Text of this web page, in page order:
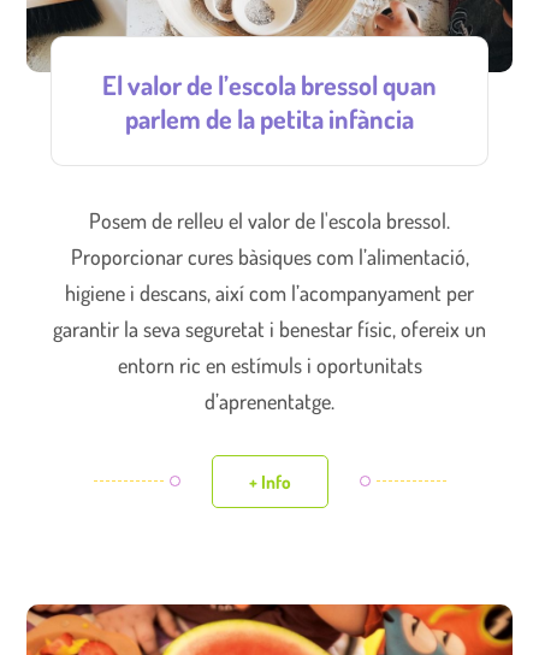
El valor de l’escola bressol quan
parlem de la petita infància
Posem de relleu el valor de l'escola bressol.
Proporcionar cures bàsiques com l’alimentació,
higiene i descans, així com l’acompanyament per
garantir la seva seguretat i benestar físic, ofereix un
entorn ric en estímuls i oportunitats
d’aprenentatge.
+ Info